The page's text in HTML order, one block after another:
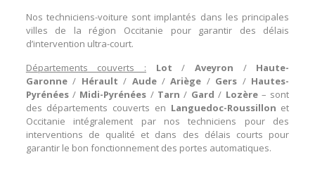
Nos techniciens-voiture sont implantés dans les principales
villes de la région Occitanie pour garantir des délais
d’intervention ultra-court.
Départements couverts :
Lot / Aveyron / Haute-
Garonne/ Hérault / Aude/Ariège / Gers / Hautes-
Pyrénées/ Midi-Pyrénées / Tarn / Gard / Lozère– sont
des départements couverts en Languedoc-Roussillon et
Occitanie intégralement par nos techniciens pour des
interventions de qualité et dans des délais courts pour
garantir le bon fonctionnement des portes automatiques.